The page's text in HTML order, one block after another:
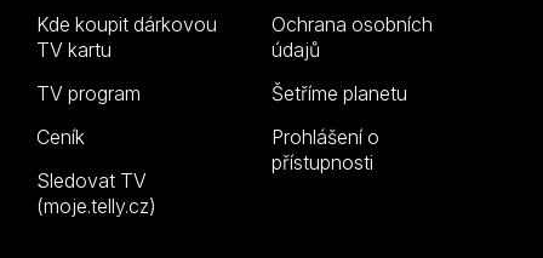
Kde koupit dárkovou
TV kartu
TV program
Ceník
Sledovat TV
(moje.telly.cz)
Ochrana osobních
údajů
Šetříme planetu
Prohlášení o
přístupnosti